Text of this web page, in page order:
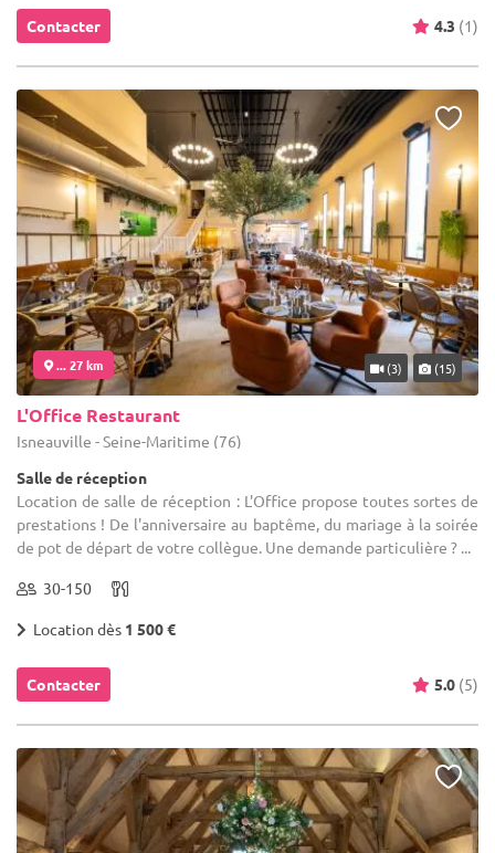
Contacter 4.3 (1)
... 27 km (3) (15)
L'Office Restaurant
Isneauville - Seine-Maritime (76)
Salle de réception
Location de salle de réception : L'Office propose toutes sortes de
prestations ! De l'anniversaire au baptême, du mariage à la soirée
de pot de départ de votre collègue. Une demande particulière ? ...
30-150
Location dès 1 500 €
Contacter 5.0 (5)